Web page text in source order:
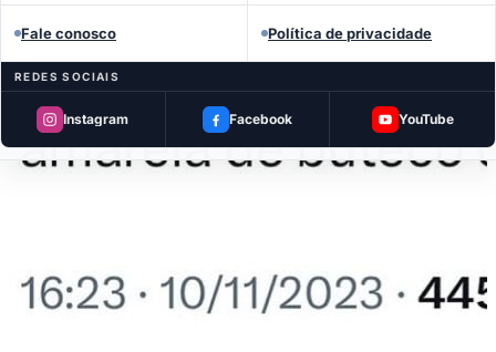
Fale conosco Política de privacidade
REDES SOCIAIS
Instagram Facebook YouTube